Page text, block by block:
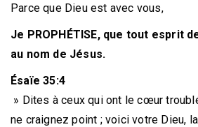
Parce que Dieu est avec vous,
Je PROPHÉTISE, que tout esprit
au nom de Jésus.
Ésaïe 35:4
» Dites à ceux qui ont le cœur
ne craignez point ; voici votre Dieu,